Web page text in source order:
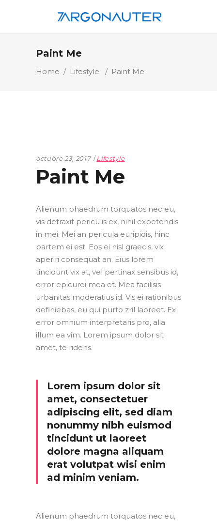
Paint Me
Home / Lifestyle / Paint Me
octubre 23, 2017 Lifestyle
Paint Me
Alienum phaedrum torquatos nec eu,
vis detraxit periculis ex, nihil expetendis
in mei. Mei an pericula euripidis, hinc
partem ei est. Eos ei nisl graecis, vix
aperiri consequat an. Eius lorem
tincidunt vix at, vel pertinax sensibus id,
error epicurei mea et. Mea facilisis
urbanitas moderatius id. Vis ei rationibus
definiebas, eu qui purto zril laoreet. Ex
error omnium interpretaris pro, alia
illum ea vim. Lorem ipsum dolor sit
amet, te ridens.
Lorem ipsum dolor sit
amet, consectetuer
adipiscing elit, sed diam
nonummy nibh euismod
tincidunt ut laoreet
dolore magna aliquam
erat volutpat wisi enim
ad minim veniam.
Alienum phaedrum torquatos nec eu,